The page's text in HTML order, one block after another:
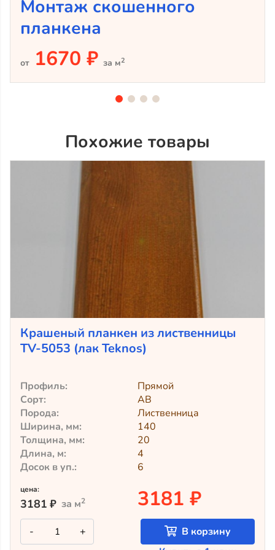
Монтаж скошенного
планкена
от 1670 ₽ за м2
Похожие товары
Крашеный планкен из лиственницы
TV-5053 (лак Teknos)
Профиль:
Прямой
Сорт:
АВ
Порода:
Лиственница
Ширина, мм:
140
Толщина, мм:
20
Длина, м:
4
Досок в уп.:
6
цена:
3181 ₽ за м2 3181 ₽
-
Количество
товара
Крашеный
+
В корзину